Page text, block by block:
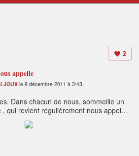
2
appelle
JOUX le 9 décembre 2011 à 3:43
Dans chacun de nous, sommeille un
qui revient régulièrement nous appeler,
suivre pour quitter le monde des adultes